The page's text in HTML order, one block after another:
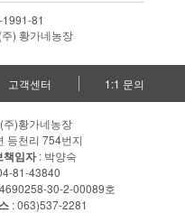
81
) 황가네농장
고객센터 1:1 문의
주)황가네농장
등천리 754번지
책임자: 박양숙
81-43840
30-2-00089호
: 063)537-2281